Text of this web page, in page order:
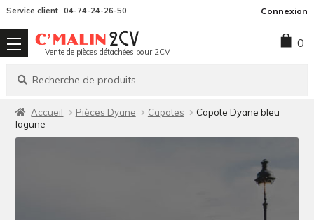
la
navigation
contenu
Service client 04-74-24-26-50 Connexion
Vente de pièces détachées pour 2CV
Recherche
Recherche
0
Accueil Pièces Dyane Capotes
Capote Dyane bleu
lagune